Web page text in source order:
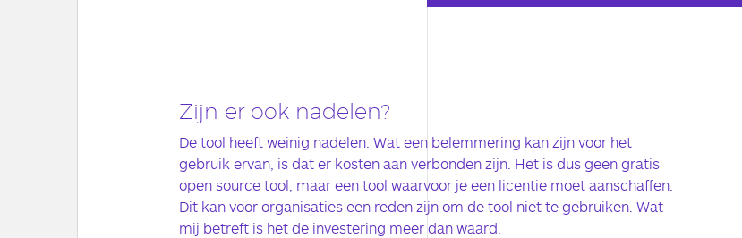
Zijn er ook nadelen?
De tool heeft weinig nadelen. Wat een belemmering kan zijn voor het
gebruik ervan, is dat er kosten aan verbonden zijn. Het is dus geen gratis
open source tool, maar een tool waarvoor je een licentie moet aanschaffen.
Dit kan voor organisaties een reden zijn om de tool niet te gebruiken. Wat
mij betreft is het de investering meer dan waard.